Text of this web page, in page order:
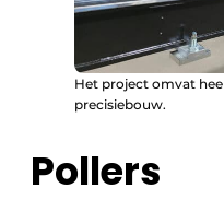
Het project omvat
precisiebouw.
Pollers